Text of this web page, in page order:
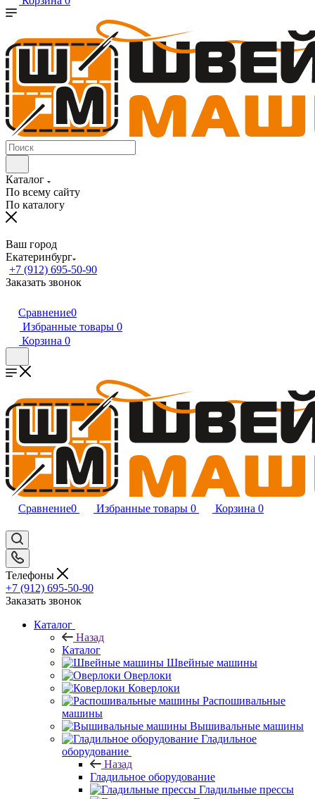
Каталог
По всему сайту
По каталогу
Ваш город
Екатеринбург
+7 (912) 695-50-90
Заказать звонок
Сравнение0
Избранные товары 0
Корзина 0
Сравнение0 Избранные товары 0 Корзина 0
Телефоны
+7 (912) 695-50-90
Заказать звонок
Каталог
Назад
Каталог
Швейные машины
Оверлоки
Коверлоки
Распошивальные
машины
Вышивальные машины
Гладильное
оборудование
Назад
Гладильное оборудование
Гладильные прессы